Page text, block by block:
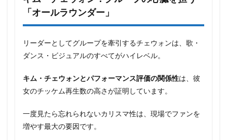
「オールラウンダー」
リーダーとしてグループを牽引するチェウォンは、歌・
ダンス・ビジュアルのすべてがハイレベル。
キム・チェウォンとパフォーマンス評価の関係性は、彼
女のチッケム再生数の高さが証明しています。
一度見たら忘れられないカリスマ性は、現場でファンを
増やす最大の要因です。